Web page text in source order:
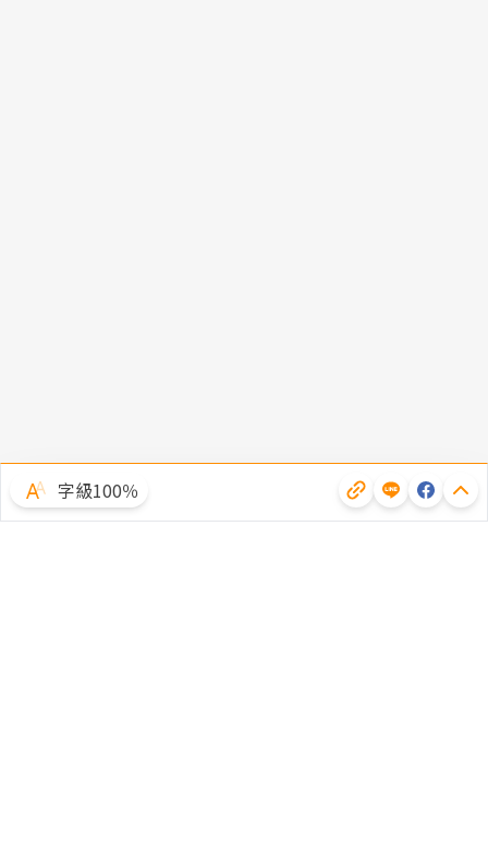
字級100％